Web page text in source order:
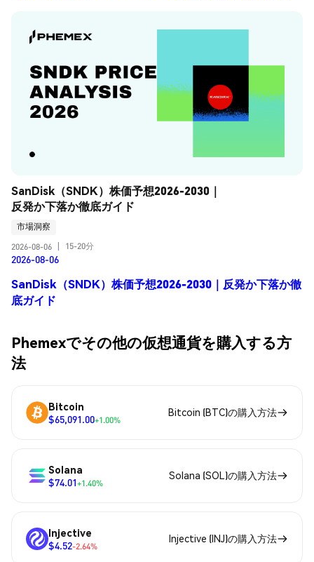
SanDisk（SNDK）株価予想2026-2030｜
反発か下落か徹底ガイド
市場洞察
2026-08-06
15-20分
2026-08-06
SanDisk（SNDK）株価予想2026-2030｜反発か下落か徹
底ガイド
Phemexでその他の仮想通貨を購入する方
法
Bitcoin
$65,091.00+1.00%
Bitcoin (BTC)の購入方法
Solana
$74.01+1.40%
Solana (SOL)の購入方法
Injective
$4.52-2.64%
Injective (INJ)の購入方法